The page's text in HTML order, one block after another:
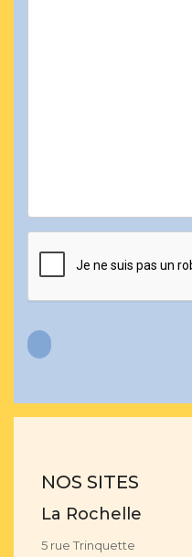
NOS SITES
La Rochelle
5 rue Trinquette